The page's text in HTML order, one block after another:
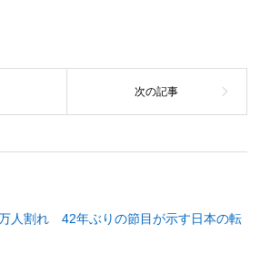
人割れ 42年ぶりの節目が示す日本の転